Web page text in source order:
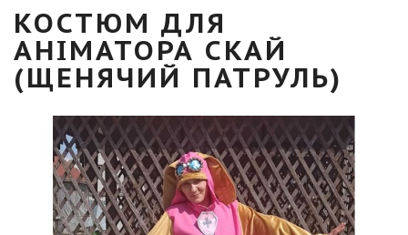
КОСТЮМ ДЛЯ
АНІМАТОРА СКАЙ
(ЩЕНЯЧИЙ ПАТРУЛЬ)